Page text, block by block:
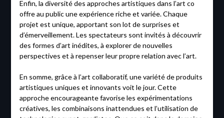
Enfin, la diversité des approches artistiques dans l’art co
offre au public une expérience riche et variée. Chaque
projet est unique, apportant son lot de surprises et
d’émerveillement. Les spectateurs sont invités à découvrir
des formes d’art inédites, à explorer de nouvelles
perspectives et à repenser leur propre relation avec l’art.
En somme, grâce à l’art collaboratif, une variété de produits
artistiques uniques et innovants voit le jour. Cette
approche encourageante favorise les expérimentations
créatives, les combinaisons inattendues et l’utilisation de